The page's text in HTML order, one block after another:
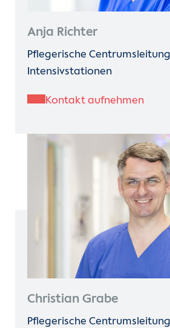
Anja Richter
Pflegerische Centrumsleitung
Intensivstationen
Kontakt aufnehmen
Christian Grabe
Pflegerische